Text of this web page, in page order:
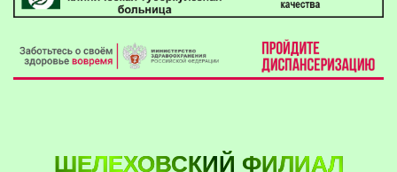
ШЕЛЕХОВСКИЙ ФИЛИАЛ